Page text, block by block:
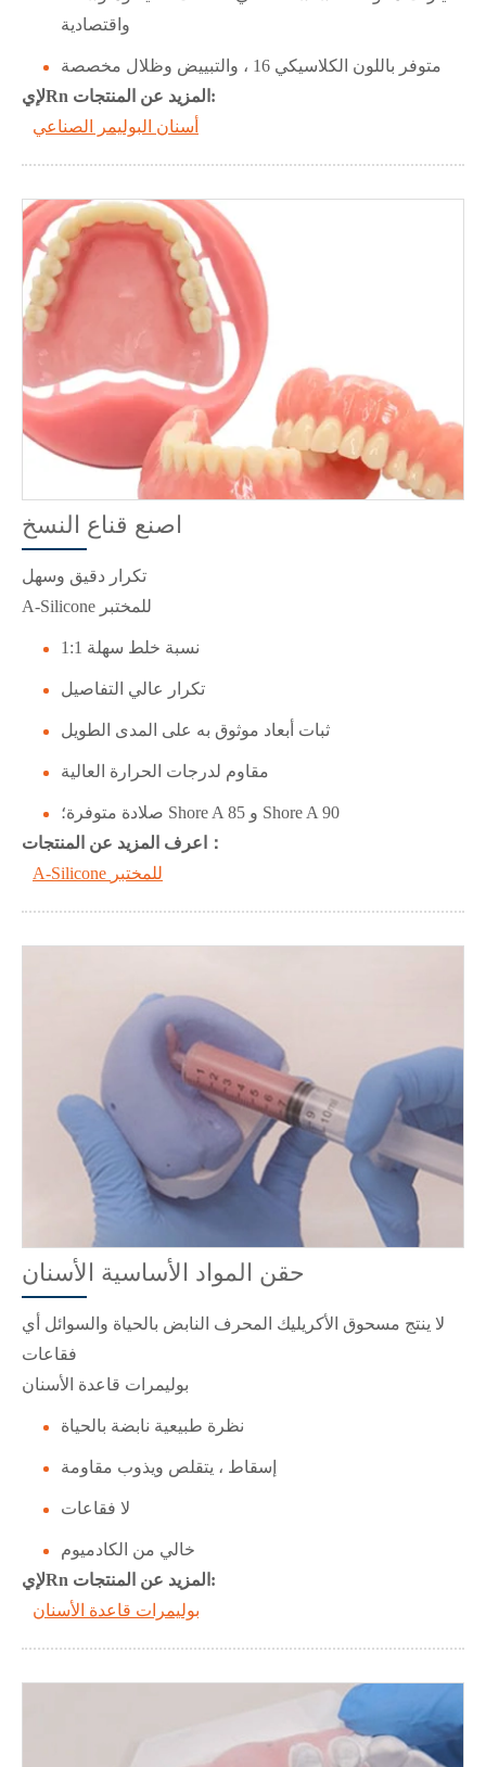
واقتصادية
متوفر باللون الكلاسيكي 16 ، والتبييض وظلال مخصصة
لإي
Rn المزيد عن المنتجات:
أسنان البوليمر الصناعي
اصنع قناع النسخ
تكرار دقيق وسهل
A-Silicone للمختبر
نسبة خلط سهلة 1:1
تكرار عالي التفاصيل
ثبات أبعاد موثوق به على المدى الطويل
مقاوم لدرجات الحرارة العالية
صلادة متوفرة؛ Shore A 85 و Shore A 90
عر
ف المزيد عن المنتجات：
A-Silicone للمختبر
حقن المواد الأساسية الأسنان
لا ينتج مسحوق الأكريليك المحرف النابض بالحياة والسوائل أي
فقاعات
بوليمرات قاعدة الأسنان
نظرة طبيعية نابضة بالحياة
إسقاط ، يتقلص ويذوب مقاومة
لا فقاعات
خالي من الكادميوم
لإي
Rn المزيد عن المنتجات:
بوليمرات قاعدة الأسنان